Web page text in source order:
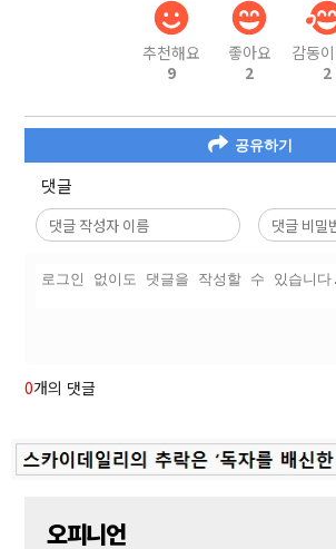
추천해요
9
좋아요
2
감동
2
공유하기
댓글
0개의 댓글
오피니언